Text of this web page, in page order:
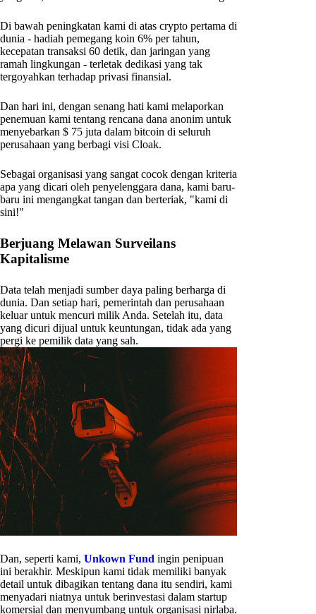
Di bawah peningkatan kami di atas crypto pertama di
dunia - hadiah pemegang koin 6% per tahun,
kecepatan transaksi 60 detik, dan jaringan yang
ramah lingkungan - terletak dedikasi yang tak
tergoyahkan terhadap privasi finansial.
Dan hari ini, dengan senang hati kami melaporkan
penemuan kami tentang rencana dana anonim untuk
menyebarkan $ 75 juta dalam bitcoin di seluruh
perusahaan yang berbagi visi Cloak.
Sebagai organisasi yang sangat cocok dengan kriteria
apa yang dicari oleh penyelenggara dana, kami baru-
baru ini mengangkat tangan dan berteriak, "kami di
sini!"
Berjuang Melawan Surveilans
Kapitalisme
Data telah menjadi sumber daya paling berharga di
dunia. Dan setiap hari, pemerintah dan perusahaan
keluar untuk mencuri milik Anda. Setelah itu, data
yang dicuri dijual untuk keuntungan, tidak ada yang
pergi ke pemilik data yang sah.
Dan, seperti kami, Unkown Fund ingin penipuan
ini berakhir. Meskipun kami tidak memiliki banyak
detail untuk dibagikan tentang dana itu sendiri, kami
menyadari niatnya untuk berinvestasi dalam startup
komersial dan menyumbang untuk organisasi nirlaba.